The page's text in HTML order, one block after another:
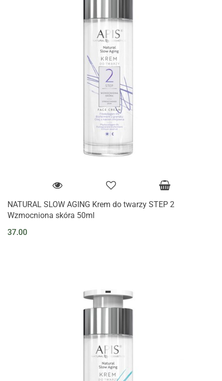
NATURAL SLOW AGING Krem do twarzy STEP 2
Wzmocniona skóra 50ml
37.00